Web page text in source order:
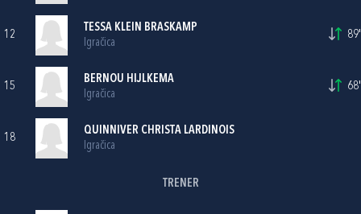
12
TESSA KLEIN BRASKAMP
Igračica
89'
15
BERNOU HIJLKEMA
Igračica
68'
18
QUINNIVER CHRISTA LARDINOIS
Igračica
TRENER